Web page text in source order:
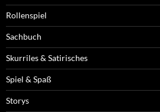
Rollenspiel
Sachbuch
Skurriles & Satirisches
Spiel & Spaß
Storys